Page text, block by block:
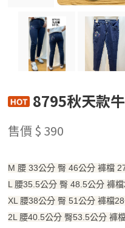
8795秋天款
售價 $ 390
M 腰 33公分 臀 46公分 褲檔
L 腰35.5公分 臀 48.5公分 褲
XL 腰38公分 臀 51公分 褲檔
2L 腰40.5公分 臀53.5公分 褲